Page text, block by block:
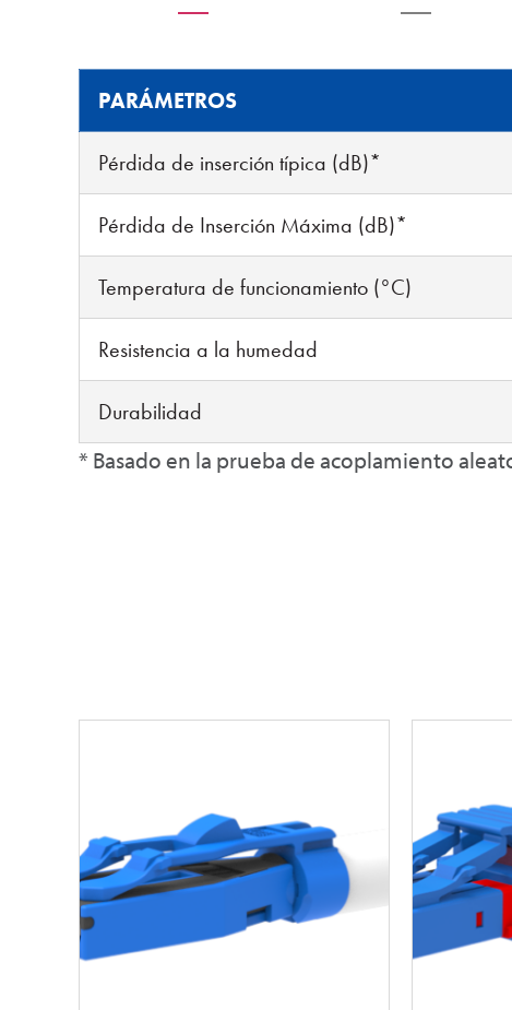
PARÁMETROS
Pérdida de inserción típica (dB)*
Pérdida de Inserción Máxima (dB)*
Temperatura de funcionamiento (°C)
Resistencia a la humedad
Durabilidad
* Basado en la prueba de acoplamiento